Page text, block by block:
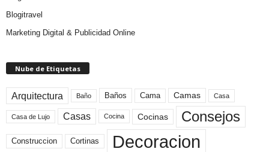
Blogitravel
Marketing Digital & Publicidad Online
Nube de Etiquetas
Arquitectura Baño Baños Cama Camas Casa
Casa de Lujo Casas Cocina Cocinas Consejos
Construccion Cortinas Decoracion